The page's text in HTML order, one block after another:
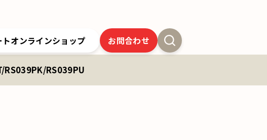
念
クツワの歴史
新卒採用
よくあるご質問
オンラインショップ
BSSオンラインストア
お問合わせ
RS039PK/RS039PU